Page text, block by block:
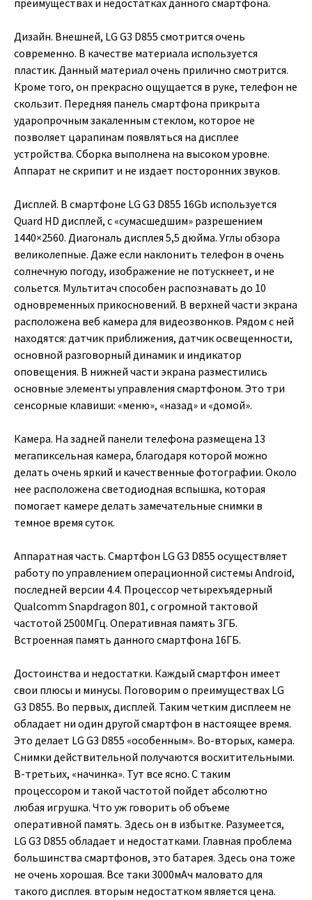
преимуществах и недостатках данного смартфона.
Дизайн. Внешней, LG G3 D855 смотрится очень
современно. В качестве материала используется
пластик. Данный материал очень прилично смотрится.
Кроме того, он прекрасно ощущается в руке, телефон не
скользит. Передняя панель смартфона прикрыта
ударопрочным закаленным стеклом, которое не
позволяет царапинам появляться на дисплее
устройства. Сборка выполнена на высоком уровне.
Аппарат не скрипит и не издает посторонних звуков.
Дисплей. В смартфоне LG G3 D855 16Gb используется
Quard HD дисплей, с «сумасшедшим» разрешением
1440×2560. Диагональ дисплея 5,5 дюйма. Углы обзора
великолепные. Даже если наклонить телефон в очень
солнечную погоду, изображение не потускнеет, и не
сольется. Мультитач способен распознавать до 10
одновременных прикосновений. В верхней части экрана
расположена веб камера для видеозвонков. Рядом с ней
находятся: датчик приближения, датчик освещенности,
основной разговорный динамик и индикатор
оповещения. В нижней части экрана разместились
основные элементы управления смартфоном. Это три
сенсорные клавиши: «меню», «назад» и «домой».
Камера. На задней панели телефона размещена 13
мегапиксельная камера, благодаря которой можно
делать очень яркий и качественные фотографии. Около
нее расположена светодиодная вспышка, которая
помогает камере делать замечательные снимки в
темное время суток.
Аппаратная часть. Смартфон LG G3 D855 осуществляет
работу по управлением операционной системы Android,
последней версии 4.4. Процессор четырехъядерный
Qualcomm Snapdragon 801, с огромной тактовой
частотой 2500МГц. Оперативная память 3ГБ.
Встроенная память данного смартфона 16ГБ.
Достоинства и недостатки. Каждый смартфон имеет
свои плюсы и минусы. Поговорим о преимуществах LG
G3 D855. Во первых, дисплей. Таким четким дисплеем не
обладает ни один другой смартфон в настоящее время.
Это делает LG G3 D855 «особенным». Во-вторых, камера.
Снимки действительной получаются восхитительными.
В-третьих, «начинка». Тут все ясно. С таким
процессором и такой частотой пойдет абсолютно
любая игрушка. Что уж говорить об объеме
оперативной память. Здесь он в избытке. Разумеется,
LG G3 D855 обладает и недостатками. Главная проблема
большинства смартфонов, это батарея. Здесь она тоже
не очень хорошая. Все таки 3000мАч маловато для
такого дисплея. вторым недостатком является цена.